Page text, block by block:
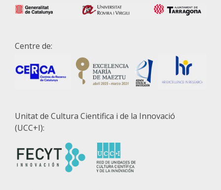
Centre de:
Unitat de Cultura Cientifica i de la Innovació
(UCC+I):